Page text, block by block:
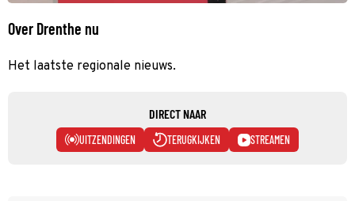
Over Drenthe nu
Het laatste regionale nieuws.
DIRECT NAAR
UITZENDINGEN TERUGKIJKEN STREAMEN